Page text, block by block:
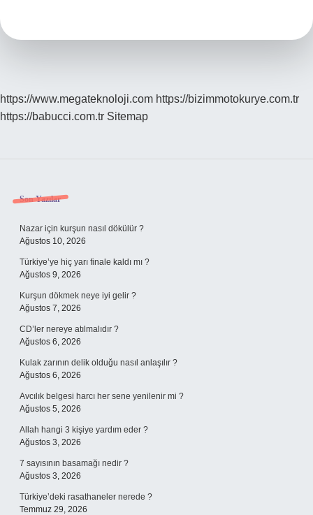
https://www.megateknoloji.com https://bizimmotokurye.com.tr
https://babucci.com.tr Sitemap
Sidebar
Son Yazılar
Nazar için kurşun nasıl dökülür ?
Ağustos 10, 2026
Türkiye’ye hiç yarı finale kaldı mı ?
Ağustos 9, 2026
Kurşun dökmek neye iyi gelir ?
Ağustos 7, 2026
CD’ler nereye atılmalıdır ?
Ağustos 6, 2026
Kulak zarının delik olduğu nasıl anlaşılır ?
Ağustos 6, 2026
Avcılık belgesi harcı her sene yenilenir mi ?
Ağustos 5, 2026
Allah hangi 3 kişiye yardım eder ?
Ağustos 3, 2026
7 sayısının basamağı nedir ?
Ağustos 3, 2026
Türkiye’deki rasathaneler nerede ?
Temmuz 29, 2026